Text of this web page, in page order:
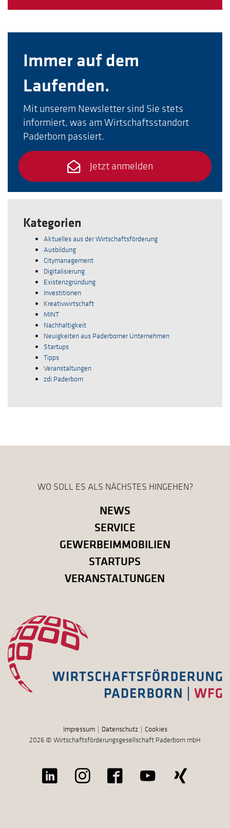
Immer auf dem
Laufenden.
Mit unserem Newsletter sind Sie stets
informiert, was am Wirtschaftsstandort
Paderborn passiert.
Jetzt anmelden
Kategorien
Aktuelles aus der Wirtschaftsförderung
Ausbildung
Citymanagement
Digitalisierung
Existenzgründung
Investitionen
Kreativwirtschaft
MINT
Nachhaltigkeit
Neuigkeiten aus Paderborner Unternehmen
Startups
Tipps
Veranstaltungen
zdi.Paderborn
WO SOLL ES ALS NÄCHSTES HINGEHEN?
NEWS
SERVICE
GEWERBEIMMOBILIEN
STARTUPS
VERANSTALTUNGEN
Impressum Datenschutz
Cookies
2026 © Wirtschaftsförderungsgesellschaft Paderborn mbH